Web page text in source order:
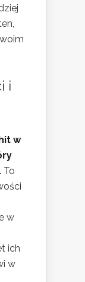
i
w
To
w
ich
w